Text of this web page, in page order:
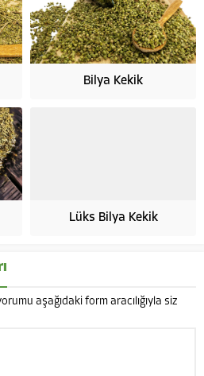
Bilya Kekik
Lüks Bilya Kekik
aşağıdaki form aracılığıyla siz